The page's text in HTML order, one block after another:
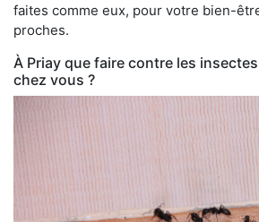
faites comme eux, pour votre bien-
proches.
À Priay que faire contre les
chez vous ?